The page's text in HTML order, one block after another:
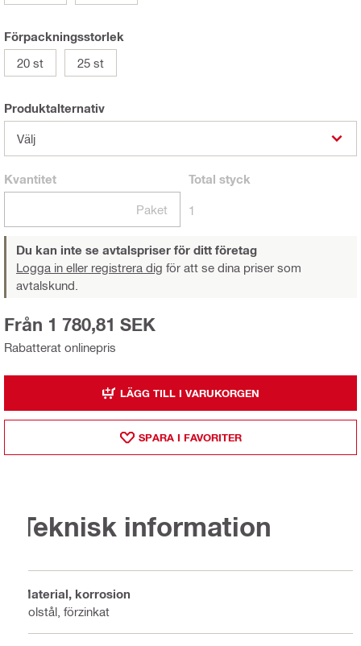
Förpackningsstorlek
20 st
25 st
Produktalternativ
Välj
Kvantitet
Paket
Total styck
1
Du kan inte se avtalspriser för ditt företag
Logga in eller registrera dig för att se dina priser som
avtalskund.
Rabatterat onlinepris
Från 1 780,81 SEK
LÄGG TILL I VARUKORGEN
SPARA I FAVORITER
Teknisk information
Material, korrosion
Kolstål, förzinkat